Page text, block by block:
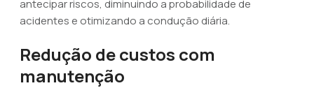
antecipar riscos, diminuindo a probabilidade de
acidentes e otimizando a condução diária.
Redução de custos com
manutenção